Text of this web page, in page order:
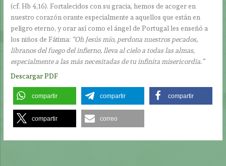
(cf. Hb 4,16). Fortalecidos con su gracia, hemos de acoger en
nuestro corazón orante especialmente a aquellos que están en
peligro eterno, y orar así como el ángel de Portugal les enseñó a
los niños de Fátima: “Oh Jesús mío, perdona nuestros pecados,
líbranos del fuego del infierno, lleva al cielo a todas las almas,
especialmente a las más necesitadas de tu infinita misericordia.”
Descargar PDF
compartir compartir compartir
compartir correo